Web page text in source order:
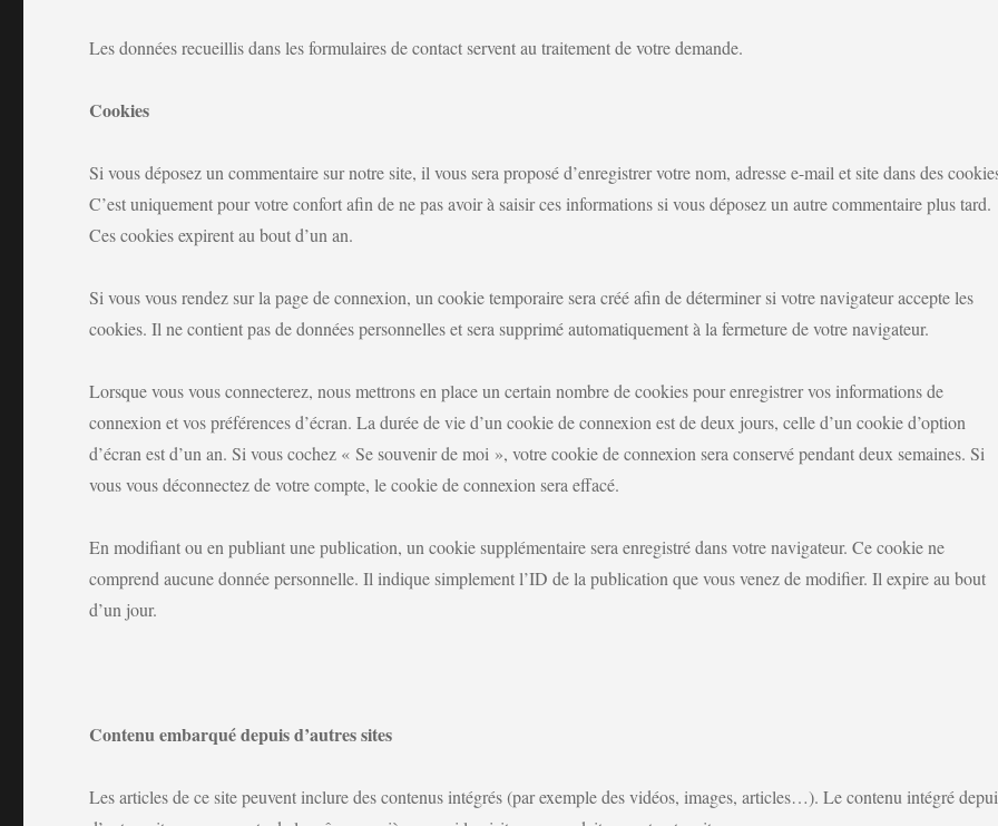
Les données recueillis dans les formulaires de contact servent au traitement de votre demande.
Cookies
Si vous déposez un commentaire sur notre site, il vous sera proposé d’enregistrer votre nom, adresse e-mail et site dans des
C’est uniquement pour votre confort afin de ne pas avoir à saisir ces informations si vous déposez un autre commentaire plus tard.
Ces cookies expirent au bout d’un an.
Si vous vous rendez sur la page de connexion, un cookie temporaire sera créé afin de déterminer si votre navigateur accepte les
cookies. Il ne contient pas de données personnelles et sera supprimé automatiquement à la fermeture de votre navigateur.
Lorsque vous vous connecterez, nous mettrons en place un certain nombre de cookies pour enregistrer vos informations de
connexion et vos préférences d’écran. La durée de vie d’un cookie de connexion est de deux jours, celle d’un cookie d’option
d’écran est d’un an. Si vous cochez « Se souvenir de moi », votre cookie de connexion sera conservé pendant deux semaines. Si
vous vous déconnectez de votre compte, le cookie de connexion sera effacé.
En modifiant ou en publiant une publication, un cookie supplémentaire sera enregistré dans votre navigateur. Ce cookie ne
comprend aucune donnée personnelle. Il indique simplement l’ID de la publication que vous venez de modifier. Il expire au bout
d’un jour.
Contenu embarqué depuis d’autres sites
Les articles de ce site peuvent inclure des contenus intégrés (par exemple des vidéos, images, articles…). Le contenu intégré